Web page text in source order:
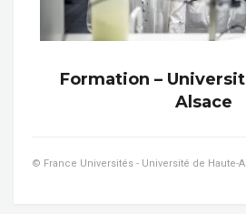
Formation –
Alsace
© France Universités - Université de Haute-